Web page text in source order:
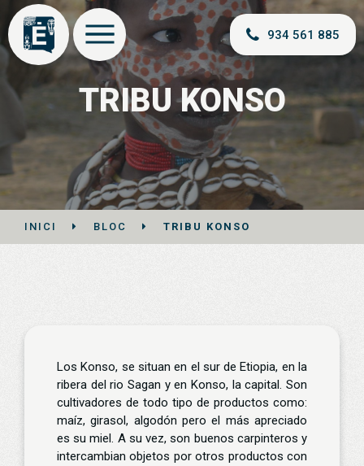
934 561 885
TRIBU KONSO
INICI BLOC TRIBU KONSO
Los Konso, se situan en el sur de Etiopia, en la
ribera del rio Sagan y en Konso, la capital. Son
cultivadores de todo tipo de productos como:
maíz, girasol, algodón pero el más apreciado
es su miel. A su vez, son buenos carpinteros y
intercambian objetos por otros productos con